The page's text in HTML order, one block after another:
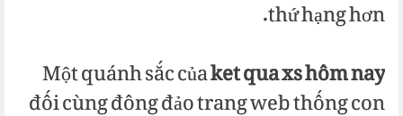
thứ hạng hơn.
Một quánh sắc củaket qua xs hôm nay